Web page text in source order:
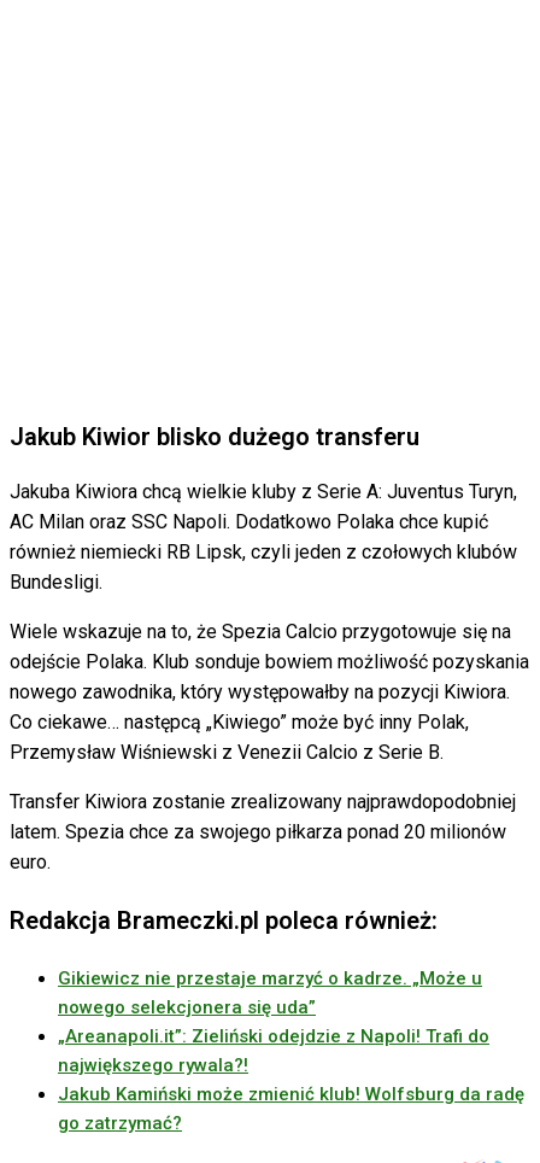
Jakub Kiwior blisko dużego transferu
Jakuba Kiwiora chcą wielkie kluby z Serie A: Juventus Turyn,
AC Milan oraz SSC Napoli. Dodatkowo Polaka chce kupić
również niemiecki RB Lipsk, czyli jeden z czołowych klubów
Bundesligi.
Wiele wskazuje na to, że Spezia Calcio przygotowuje się na
odejście Polaka. Klub sonduje bowiem możliwość pozyskania
nowego zawodnika, który występowałby na pozycji Kiwiora.
Co ciekawe… następcą „Kiwiego” może być inny Polak,
Przemysław Wiśniewski z Venezii Calcio z Serie B.
Transfer Kiwiora zostanie zrealizowany najprawdopodobniej
latem. Spezia chce za swojego piłkarza ponad 20 milionów
euro.
Redakcja Brameczki.pl poleca również:
Gikiewicz nie przestaje marzyć o kadrze. „Może u
nowego selekcjonera się uda”
„Areanapoli.it”: Zieliński odejdzie z Napoli! Trafi do
największego rywala?!
Jakub Kamiński może zmienić klub! Wolfsburg da radę
go zatrzymać?